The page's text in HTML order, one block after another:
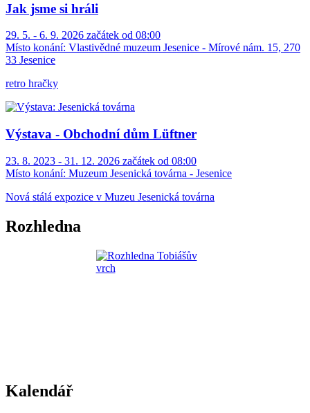
Jak jsme si hráli
29. 5. - 6. 9. 2026 začátek od 08:00
Místo konání: Vlastivědné muzeum Jesenice - Mírové nám. 15, 270
33 Jesenice
retro hračky
Výstava - Obchodní dům Lüftner
23. 8. 2023 - 31. 12. 2026 začátek od 08:00
Místo konání: Muzeum Jesenická továrna - Jesenice
Nová stálá expozice v Muzeu Jesenická továrna
Rozhledna
Kalendář